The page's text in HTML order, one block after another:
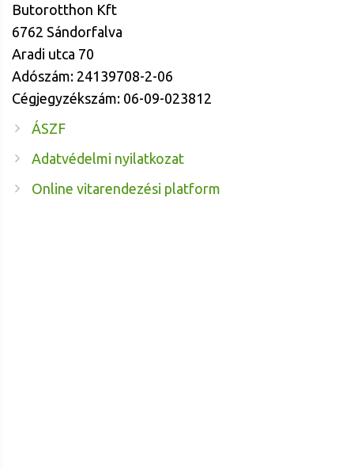
Butorotthon Kft
6762 Sándorfalva
Aradi utca 70
Adószám: 24139708-2-06
Cégjegyzékszám: 06-09-023812
ÁSZF
Adatvédelmi nyilatkozat
Online vitarendezési platform